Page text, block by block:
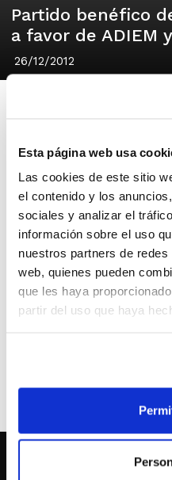
Esta página web usa
Las cookies de este sitio
el contenido y los
sociales y analizar el
información sobre el uso
nuestros partners de
web, quienes pueden
que les haya
partir del uso que haya
Partido benéfico
a favor de ADIEM y
26/12/2012
El próximo día 29 de
Martínez Valls celebrará
equipo de 1ª División
beneficio de ADIEM
de Ontinyent) y de AFAO
Amigos de Enfermos de
colaborará la FBCV.
El encuentro se
solidaridad